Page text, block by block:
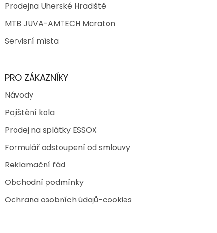
Prodejna Uherské Hradiště
MTB JUVA-AMTECH Maraton
Servisní místa
PRO ZÁKAZNÍKY
Návody
Pojištění kola
Prodej na splátky ESSOX
Formulář odstoupení od smlouvy
Reklamační řád
Obchodní podmínky
Ochrana osobních údajů-cookies